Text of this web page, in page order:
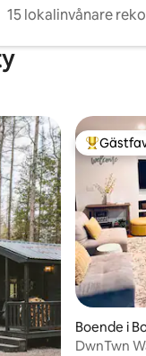
15 lokalinvånare
Populär
Boende i
DwnTwn